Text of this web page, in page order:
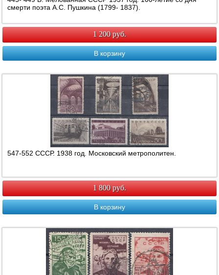
смерти поэта А.С. Пушкина (1799- 1837).
1 200 руб.
В корзину
547-552 СССР. 1938 год. Московский метрополитен.
1 800 руб.
В корзину